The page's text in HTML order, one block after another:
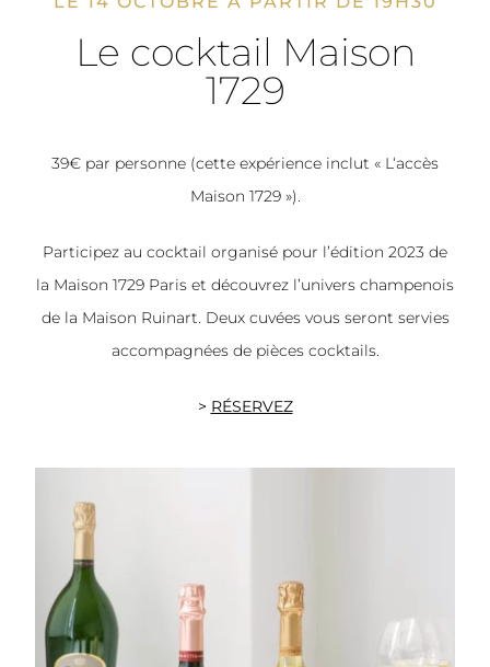
Le cocktail Maison
1729
39€ par personne (cette expérience inclut « L‘accès
Maison 1729 »).
Participez au cocktail organisé pour l’édition 2023 de
la Maison 1729 Paris et découvrez l’univers champenois
de la Maison Ruinart. Deux cuvées vous seront servies
accompagnées de pièces cocktails.
> RÉSERVEZ